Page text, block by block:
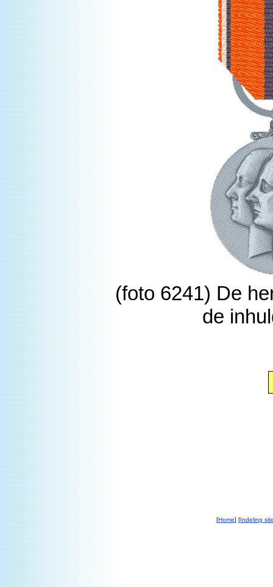
(foto 6241) De
de
[Home] [Indeling